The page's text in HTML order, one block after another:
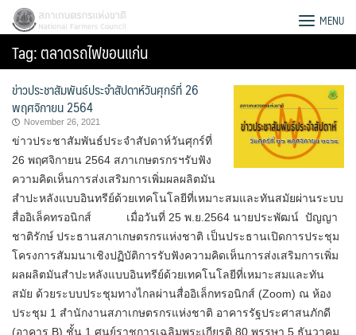
Skip
content
Search
for:
สภาเกษตรกรแห่งชาติ MENU
Tag:ตลาดรถไฟขอนแก่น
ข่าวประชาสัมพันธ์ประจำสัปดาห์วันศุกร์ที่ 26
พฤศจิกายน 2564
November 26, 2021
ข่าวประชาสัมพันธ์ประจำสัปดาห์วันศุกร์ที่
26 พฤศจิกายน 2564 สภาเกษตรกรฯรับฟัง
ความคิดเห็นการส่งเสริมการเพิ่มผลผลิตมัน
สำปะหลังแบบอินทรีย์ด้วยเทคโนโลยีที่เหมาะสมและทันสมัยผ่านระบบ
สื่ออิเล็คทรอนิกส์ เมื่อวันที่ 25 พ.ย.2564 นายประพัฒน์ ปัญญา
ชาติรักษ์ ประธานสภาเกษตรกรแห่งชาติ เป็นประธานเปิดการประชุม
โครงการสัมมนาเชิงปฏิบัติการรับฟังความคิดเห็นการส่งเสริมการเพิ่ม
ผลผลิตมันสำปะหลังแบบอินทรีย์ด้วยเทคโนโลยีที่เหมาะสมและทัน
สมัย ด้วยระบบประชุมทางไกลผ่านสื่ออิเล็กทรอนิกส์ (Zoom) ณ ห้อง
ประชุม 1 สำนักงานสภาเกษตรกรแห่งชาติ อาคารรัฐประศาสนภักดี
(อาคาร B) ชั้น 1 ศูนย์ราชการเฉลิมพระเกียรติ 80 พรรษา 5 ธันวาคม